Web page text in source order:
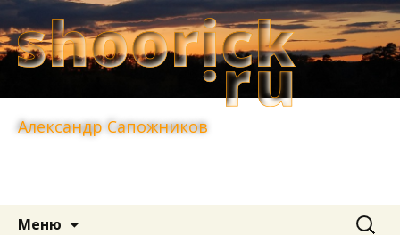
Александр Сапожников
Меню Найти: